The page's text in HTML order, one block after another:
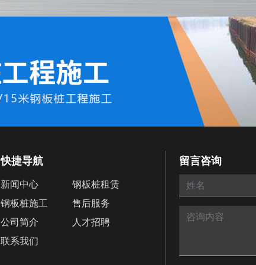
快捷导航
新闻中心
钢板桩租赁
钢板桩施工
售后服务
公司简介
人才招聘
联系我们
留言咨询